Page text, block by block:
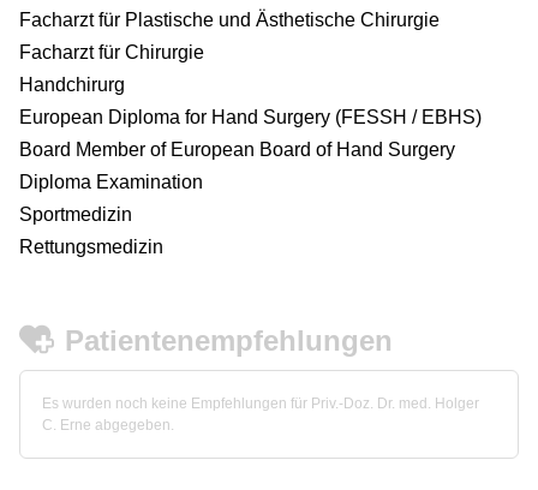
Facharzt für Plastische und Ästhetische Chirurgie
Facharzt für Chirurgie
Handchirurg
European Diploma for Hand Surgery (FESSH / EBHS)
Board Member of European Board of Hand Surgery
Diploma Examination
Sportmedizin
Rettungsmedizin
Patientenempfehlungen
Es wurden noch keine Empfehlungen für Priv.-Doz. Dr. med. Holger
C. Erne abgegeben.